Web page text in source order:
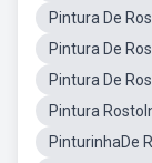
Pintura De
Pintura De
Pintura De
Pintura
PinturinhaDe